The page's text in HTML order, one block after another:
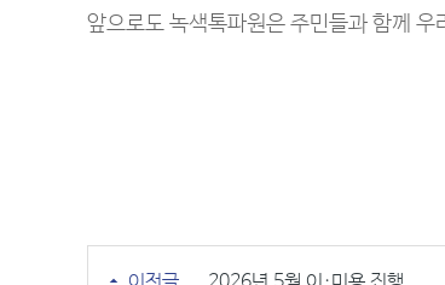
앞으로도 녹색톡파원은 주민들과 함께